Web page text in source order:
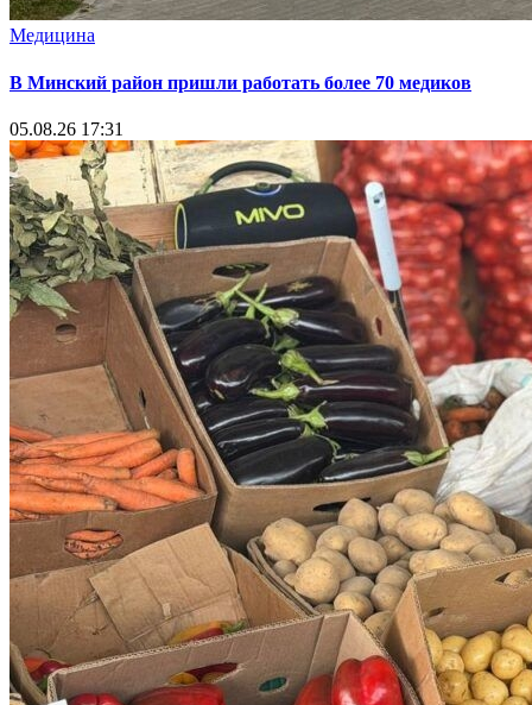
Медицина
В Минский район пришли работать более 70 медиков
05.08.26 17:31